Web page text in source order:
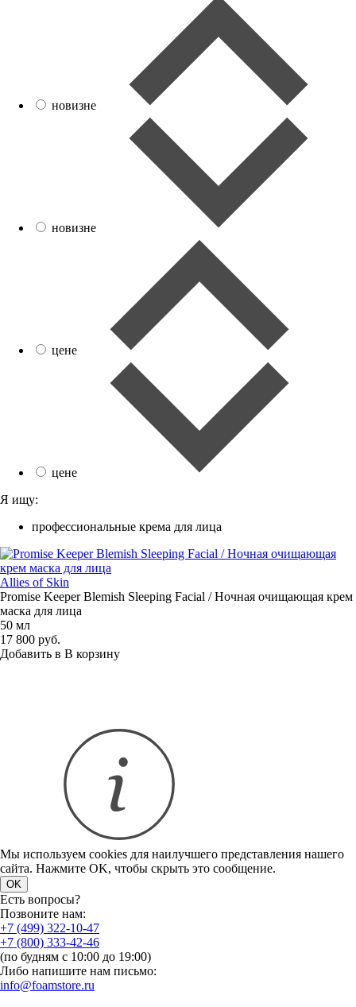
новизне
новизне
цене
цене
Я ищу:
профессиональные крема для лица
Allies of Skin
Promise Keeper Blemish Sleeping Facial / Ночная очищающая крем
маска для лица
50 мл
17 800 руб.
Добавить в В корзину
Мы используем cookies для наилучшего представления нашего
сайта. Нажмите OK, чтобы скрыть это сообщение.
OK
Есть вопросы?
Позвоните нам:
+7 (499) 322-10-47
+7 (800) 333-42-46
(по будням с 10:00 до 19:00)
Либо напишите нам письмо:
info@foamstore.ru